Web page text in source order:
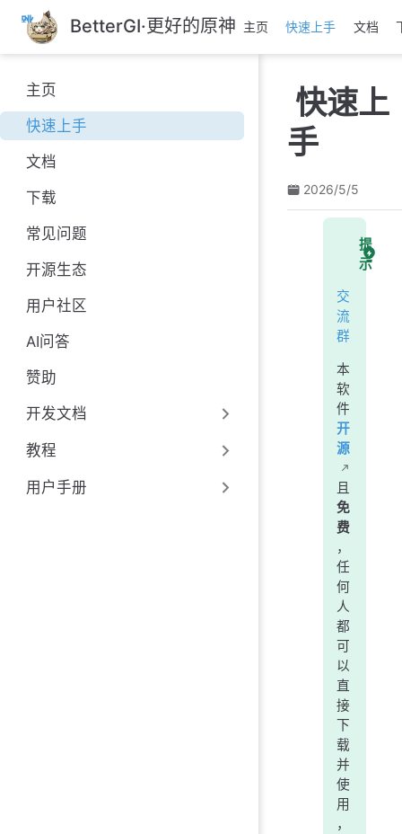
跳
至
主
要
內
容
BetterGI·更好的原神 主页 快速上手 文档
主页
快速上手
文档
下载
常见问题
开源生态
用户社区
AI问答
赞助
开发文档
教程
用户手册
快速上
手
2026/5/5
提
示
交
流
群
本
软
件
开
源
且
免
费
，
任
何
人
都
可
以
直
接
下
载
并
使
用
，